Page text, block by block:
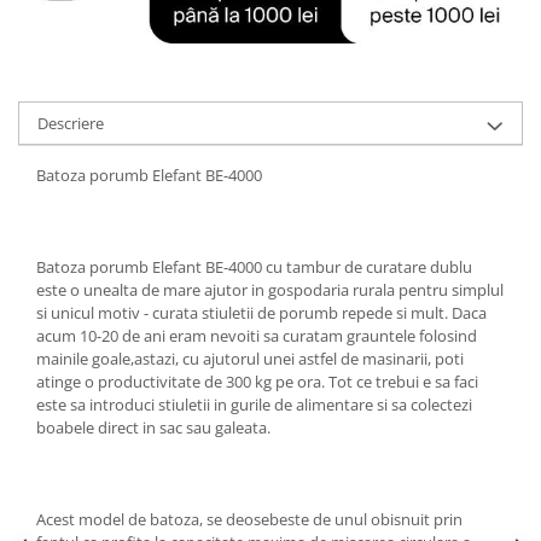
Tractoraș de tuns gazonul
deplumatoare
Echipamente pentru animale
Semanatori
Masini batut stalpi si accesorii
Roabe & accesorii
Casute gradina si cutii depozitare
Mobilier gradina
Lopeti zapada
Descriere
Batoza porumb Elefant BE-4000
Batoza porumb Elefant BE-4000 cu tambur de curatare dublu
este o unealta de mare ajutor in gospodaria rurala pentru simplul
si unicul motiv - curata stiuletii de porumb repede si mult. Daca
acum 10-20 de ani eram nevoiti sa curatam grauntele folosind
mainile goale,astazi, cu ajutorul unei astfel de masinarii, poti
atinge o productivitate de 300 kg pe ora. Tot ce trebui e sa faci
este sa introduci stiuletii in gurile de alimentare si sa colectezi
boabele direct in sac sau galeata.
Acest model de batoza, se deosebeste de unul obisnuit prin